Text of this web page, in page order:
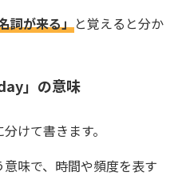
詞が来る」と覚えると分か
」の意味
けて書きます。
意味で、時間や頻度を表す